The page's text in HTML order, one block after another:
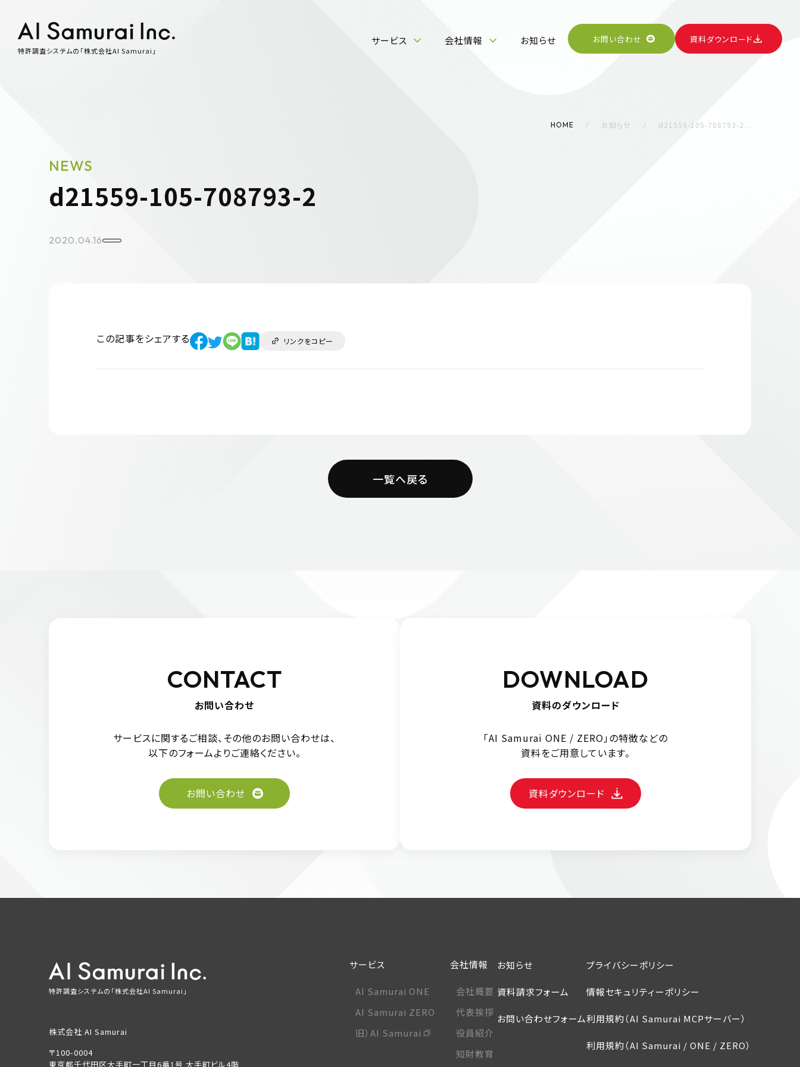
特許調査システムの「株式会社AI Samurai」
サービス 会社情報 お知らせ お問い合わせ 資料ダウンロード
HOME お知らせ d21559-105-708793-2...
d21559-105-708793-2
NEWS
2020.04.16
この記事をシェアする リンクをコピー
一覧へ戻る
CONTACT
お問い合わせ
サービスに関するご相談、その他のお問い合わせは、
以下のフォームよりご連絡ください。
お問い合わせ
DOWNLOAD
資料のダウンロード
「AI Samurai ONE / ZERO」の特徴などの
資料をご用意しています。
資料ダウンロード
特許調査システムの「株式会社AI Samurai」
株式会社 AI Samurai
〒100-0004
東京都千代田区大手町一丁目6番1号 大手町ビル4階
サービス
AI Samurai ONE
AI Samurai ZERO
旧）AI Samurai
会社情報
会社概要
代表挨拶
役員紹介
知財教育
お知らせ
資料請求フォーム
お問い合わせフォーム
プライバシーポリシー
情報セキュリティーポリシー
利用規約（AI Samurai MCPサーバー）
利用規約（AI Samurai / ONE / ZERO）